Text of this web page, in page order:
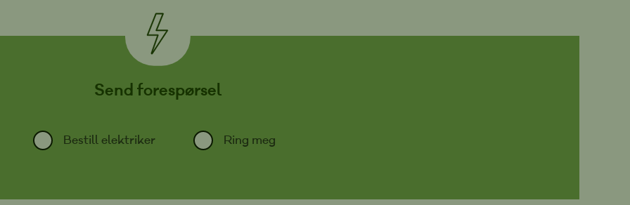
Send forespørsel
Bestill elektriker Ring meg